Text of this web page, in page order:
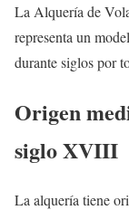
La Alquería de
representa un
durante siglos por
Origen
siglo XVIII
La alquería tiene